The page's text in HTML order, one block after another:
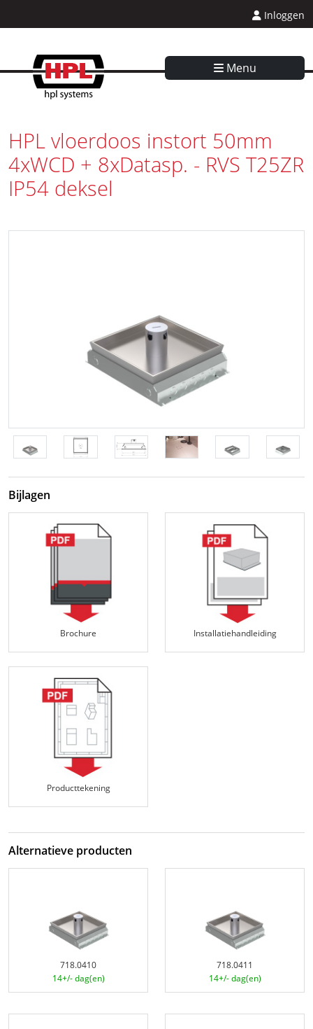
Inloggen
Menu
HPL vloerdoos instort 50mm
4xWCD + 8xDatasp. - RVS T25ZR
IP54 deksel
Bijlagen
Brochure Installatiehandleiding
Producttekening
Alternatieve producten
718.0410
14+/- dag(en)
718.0411
14+/- dag(en)